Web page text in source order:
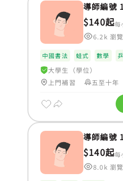
導師編號
$140起每
6.2k 瀏
中國書法 蛙式 數學
大學生（學位）
上門補習
五至十年
導師編號
$140起每
8.0k 瀏